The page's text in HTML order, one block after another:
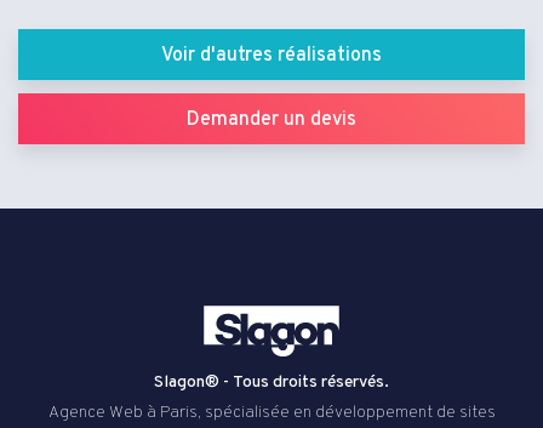
Voir d'autres réalisations
Demander un devis
Slagon® - Tous droits réservés.
Agence Web à Paris, spécialisée en développement de sites